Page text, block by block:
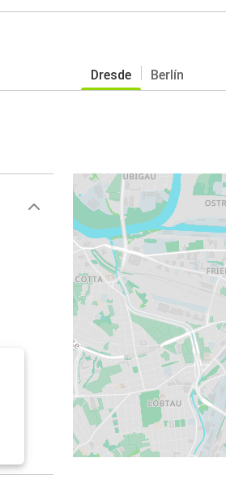
Dresde Berlín